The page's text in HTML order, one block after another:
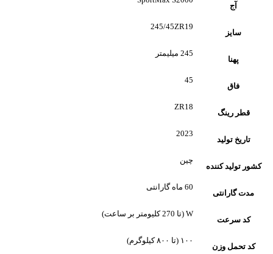
آج
سایز
245/45ZR19
پهنا
245 میلیمتر
فاق
45
قطر رینگ
ZR18
تاریخ تولید
2023
کشور تولید کننده
چین
مدت گارانتی
60 ماه گارانتی
کد سرعت
W (تا 270 کلیومتر بر ساعت)
کد تحمل وزن
۱۰۰ (تا ۸۰۰ کیلوگرم)